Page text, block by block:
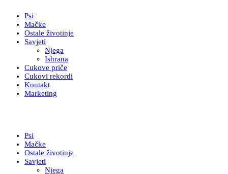
Psi
Mačke
Ostale životinje
Savjeti
Njega
Ishrana
Cukove priče
Cukovi rekordi
Kontakt
Marketing
Psi
Mačke
Ostale životinje
Savjeti
Njega